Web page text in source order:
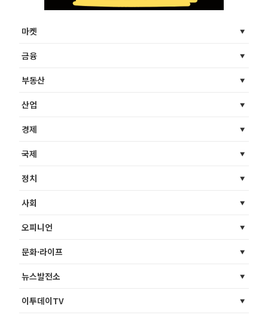
마켓
금융
부동산
산업
경제
국제
정치
사회
오피니언
문화·라이프
뉴스발전소
이투데이TV